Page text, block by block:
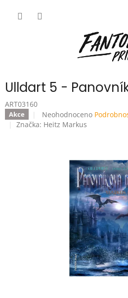
Ulldart 5 -
ART03160
Akce
Průměrné
hodnocení
hvězdiček.
Neohodnoceno
Značka: Heitz Markus